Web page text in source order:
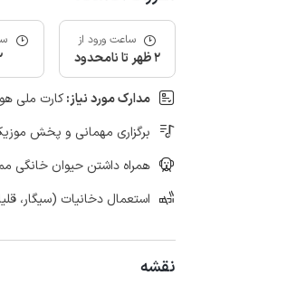
ساعت ورود از
2 ظهر تا نامحدود
مدارک مورد نیاز:کارت ملی
برگزاری مهمانی و پخش
همراه داشتن حیوان خانگی
استعمال دخانیات (سیگار،
نقشه